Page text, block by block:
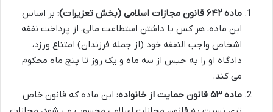
ماده ۶۴۲ قانون مجازات اسلامی (بخش تعزیرات):
بر اساس
این ماده، هر کس با داشتن استطاعت مالی، از پرداخت نفقه
اشخاص واجب النفقه خود (از جمله فرزندان) امتناع ورزد،
دادگاه او را به حبس از سه ماه و یک روز تا پنج ماه محکوم
می کند.
ماده ۵۳ قانون حمایت از خانواده:
این ماده که قانون خاص